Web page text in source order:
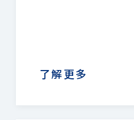
了解更多